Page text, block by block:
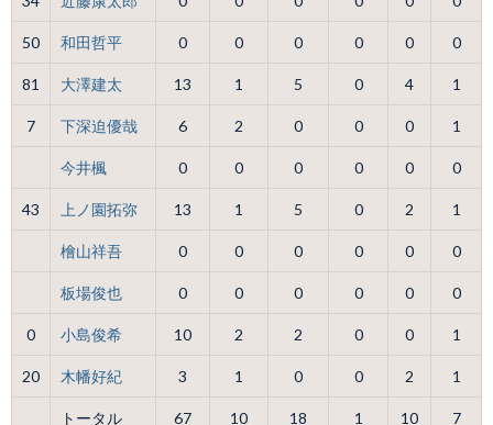
50 和田哲平 0 0 0 0 0 0
81 大澤建太 13 1 5 0 4 1
7 下深迫優哉 6 2 0 0 0 1
今井楓 0 0 0 0 0 0
43 上ノ園拓弥 13 1 5 0 2 1
檜山祥吾 0 0 0 0 0 0
板場俊也 0 0 0 0 0 0
0 小島俊希 10 2 2 0 0 1
20 木幡好紀 3 1 0 0 2 1
トータル 67 10 18 1 10 7